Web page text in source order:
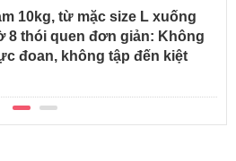
10kg, từ mặc size L xuống
8 thói quen đơn giản: Không
đoan, không tập đến kiệt